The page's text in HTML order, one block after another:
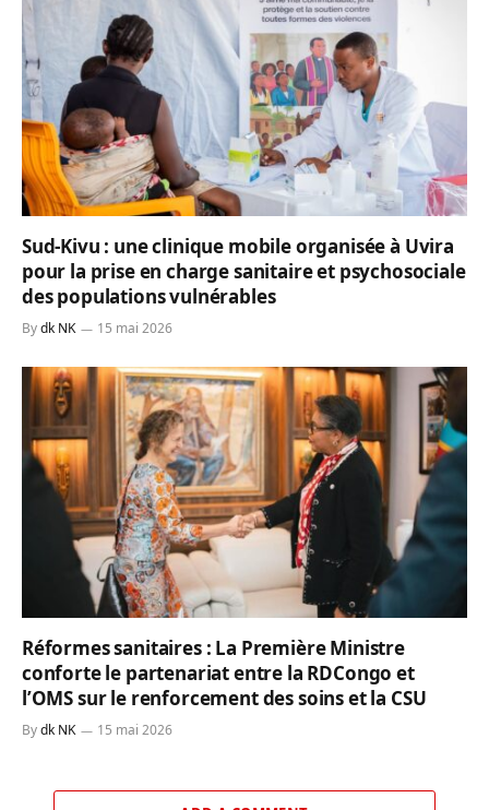
Sud-Kivu : une clinique mobile organisée à Uvira
pour la prise en charge sanitaire et psychosociale
des populations vulnérables
Bydk NK 15 mai 2026
Réformes sanitaires : La Première Ministre
conforte le partenariat entre la RDCongo et
l’OMS sur le renforcement des soins et la CSU
Bydk NK 15 mai 2026